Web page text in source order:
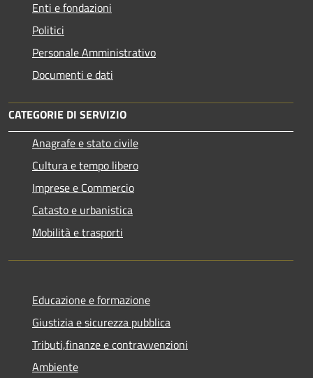
Enti e fondazioni
Politici
Personale Amministrativo
Documenti e dati
CATEGORIE DI SERVIZIO
Anagrafe e stato civile
Cultura e tempo libero
Imprese e Commercio
Catasto e urbanistica
Mobilità e trasporti
Educazione e formazione
Giustizia e sicurezza pubblica
Tributi,finanze e contravvenzioni
Ambiente